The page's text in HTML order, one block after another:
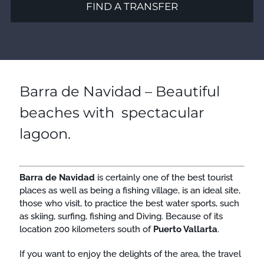
FIND A TRANSFER
Barra de Navidad – Beautiful
beaches with spectacular
lagoon.
Barra de Navidad is certainly one of the best tourist
places as well as being a fishing village, is an ideal site,
those who visit, to practice the best water sports, such
as skiing, surfing, fishing and Diving. Because of its
location 200 kilometers south of Puerto Vallarta.
If you want to enjoy the delights of the area, the travel